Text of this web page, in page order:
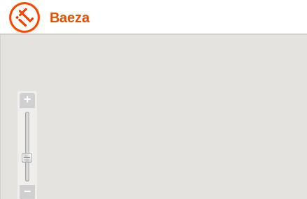
Baeza
+
−